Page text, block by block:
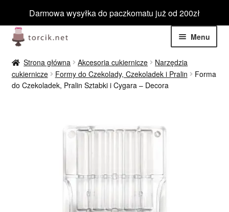
Darmowa wysyłka do paczkomatu już od 200zł
Przejdź
do
nawigacji
Przejdź
do
treści
Menu
Jadalne
menu
Niejadalne
Strona główna Akcesoria cukiernicze
Narzędzia
cukiernicze
Formy do Czekolady, Czekoladek i Pralin
Forma
do Czekoladek, Pralin Sztabki i Cygara – Decora